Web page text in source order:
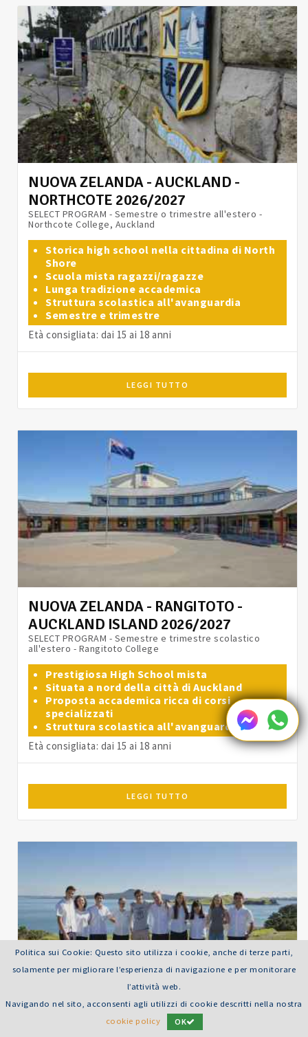
NUOVA ZELANDA - AUCKLAND -
NORTHCOTE 2026/2027
SELECT PROGRAM - Semestre o trimestre all'estero -
Northcote College, Auckland
Storica high school nella cittadina di North
Shore
Scuola mista ragazzi/ragazze
Lunga tradizione accademica
Struttura scolastica all'avanguardia
Semestre e trimestre
Età consigliata: dai 15 ai 18 anni
LEGGI TUTTO
NUOVA ZELANDA - RANGITOTO -
AUCKLAND ISLAND 2026/2027
SELECT PROGRAM - Semestre e trimestre scolastico
all'estero - Rangitoto College
Prestigiosa High School mista
Situata a nord della città di Auckland
Proposta accademica ricca di corsi
specializzati
Struttura scolastica all'avanguardia
Età consigliata: dai 15 ai 18 anni
LEGGI TUTTO
NUOVA ZELANDA - CHRISTCHURCH -
Politica sui Cookie: Questo sito utilizza i cookie, anche di terze parti,
solamente per migliorare l’esperienza di navigazione e per monitorare
l’attività web.
Navigando nel sito, acconsenti agli utilizzi di cookie descritti nella nostra
cookie policy
OK